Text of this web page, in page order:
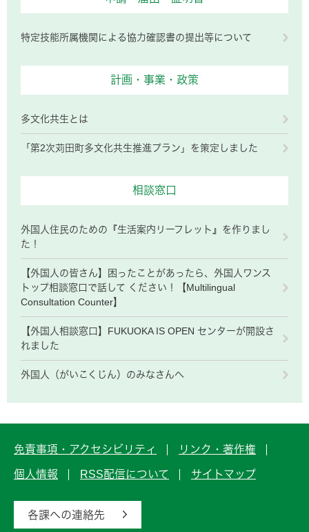
特定技能所属機関による協力確認書の提出等について
計画・事業・政策
多文化共生とは
「第2次苅田町多文化共生推進プラン」を策定しました
相談窓口
外国人住民のための『生活案内リーフレット』を作りまし
た！
【外国人の皆さん】困ったことがあったら、外国人ワンス
トップ相談窓口で話して ください！【Multilingual
Consultation Counter】
【外国人相談窓口】FUKUOKA IS OPEN センターが開設さ
れました
外国人（がいこくじん）のみなさんへ
免責事項・アクセシビリティ リンク・著作権
個人情報 RSS配信について サイトマップ
各課への連絡先